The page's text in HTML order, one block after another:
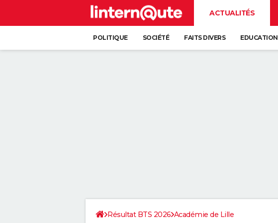
ACTUALITÉS
POLITIQUE SOCIÉTÉ FAITS DIVERS EDUCATION
Résultat BTS 2026 Académie de Lille